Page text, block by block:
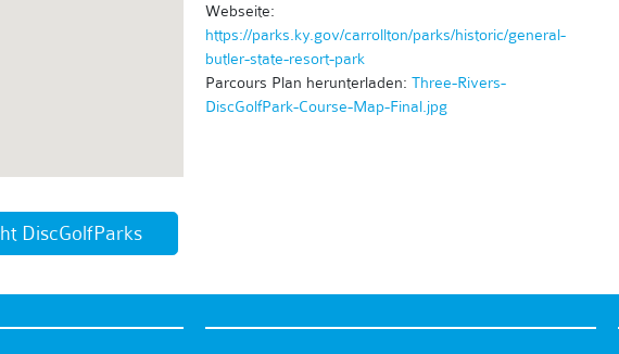
DiscGolfParks
Webseite:
https://parks.ky.gov/carrollton/parks/historic/general-
butler-state-resort-park
Parcours Plan herunterladen: Three-Rivers-
DiscGolfPark-Course-Map-Final.jpg